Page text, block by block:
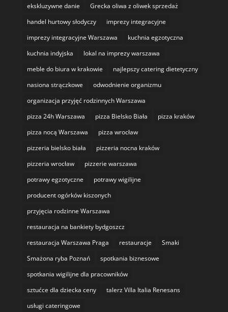
ekskluzywne danie
Grecka oliwa z oliwek sprzedaż
handel hurtowy słodyczy
imprezy integracyjne
imprezy integracyjne Warszawa
kuchnia egzotyczna
kuchnia indyjska
lokal na imprezy warszawa
meble do biura w krakowie
najlepszy catering dietetyczny
nasiona strączkowe
odwodnienie organizmu
organizacja przyjęć rodzinnych Warszawa
pizza 24h Warszawa
pizza Bielsko Biała
pizza kraków
pizza nocą Warszawa
pizza wrocław
pizzeria bielsko biała
pizzeria nocna kraków
pizzeria wrocław
pizzerie warszawa
potrawy egzotyczne
potrawy wigilijne
producent ogórków kiszonych
przyjęcia rodzinne Warszawa
restauracja na bankiety bydgoszcz
restauracja Warszawa Praga
restauracje
Smaki
Smażona ryba Poznań
spotkania biznesowe
spotkania wigilijne dla pracowników
sztućce dla dziecka ceny
talerz Villa Italia Renesans
usługi cateringowe